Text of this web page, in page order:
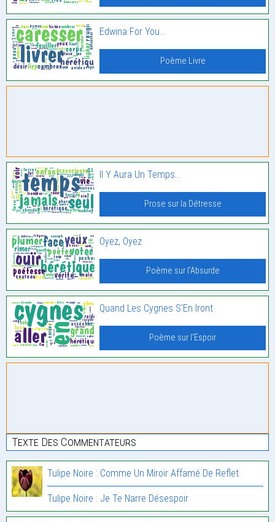
Edwina For You…
Poème Livre
Il Y Aura Un Temps…
Prose sur la Détresse
Oyez, Oyez
Poème sur l'Absurde
Quand Les Cygnes S’En Iront
Poème sur l'Espoir
Texte Des Commentateurs
Tulipe Noire : Comme Un Miroir Affamé De Reflet.
Tulipe Noire : Je Te Narre Désespoir